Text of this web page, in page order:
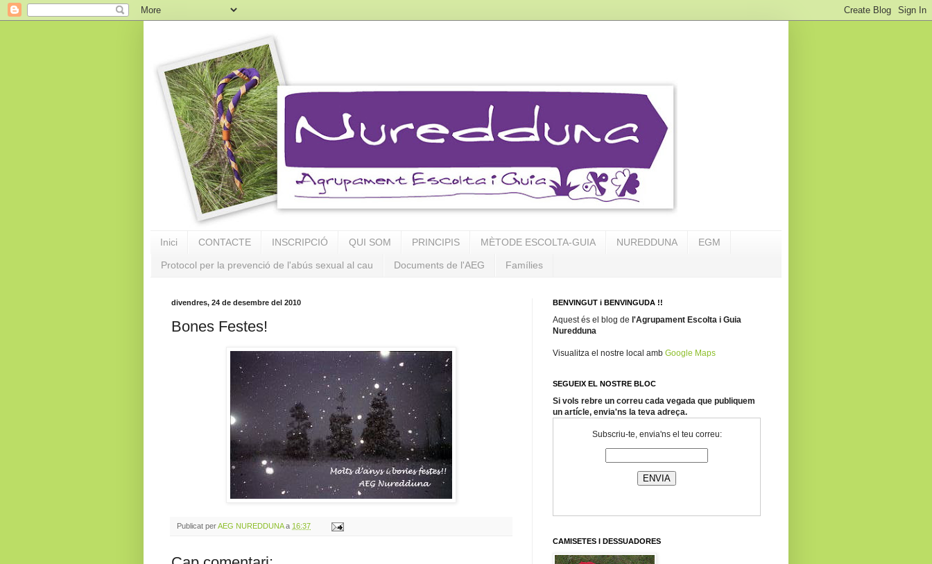
Inici CONTACTE INSCRIPCIÓ QUI SOM PRINCIPIS MÈTODE ESCOLTA-GUIA NUREDDUNA EGM
Protocol per la prevenció de l'abús sexual al cau Documents de l'AEG Famílies
divendres, 24 de desembre del 2010
Bones Festes!
Publicat perAEG NUREDDUNA a 16:37
BENVINGUT i BENVINGUDA !!
Aquest és el blog de l'Agrupament Escolta i Guia
Nuredduna
Visualitza el nostre local amb Google Maps
SEGUEIX EL NOSTRE BLOC
Si vols rebre un correu cada vegada que publiquem
un artícle, envia'ns la teva adreça.
Subscriu-te, envia'ns el teu correu:
CAMISETES I DESSUADORES